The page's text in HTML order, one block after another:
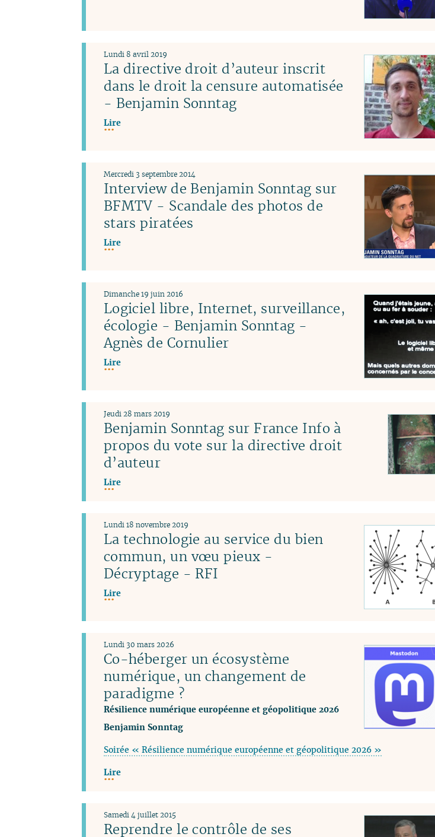
La directive droit d’auteur inscrit
dans le droit la censure automatisée
- Benjamin Sonntag
Lundi 8 avril 2019
Lire
Interview de Benjamin Sonntag sur
BFMTV - Scandale des photos de
stars piratées
Mercredi 3 septembre 2014
Lire
Logiciel libre, Internet, surveillance,
écologie - Benjamin Sonntag -
Agnès de Cornulier
Dimanche 19 juin 2016
Lire
Benjamin Sonntag sur France Info à
propos du vote sur la directive droit
d’auteur
Jeudi 28 mars 2019
Lire
La technologie au service du bien
commun, un vœu pieux -
Décryptage - RFI
Lundi 18 novembre 2019
Lire
Co-héberger un écosystème
numérique, un changement de
paradigme ?
Résilience numérique européenne et géopolitique 2026
Lundi 30 mars 2026
Benjamin Sonntag
Soirée « Résilience numérique européenne et géopolitique 2026 »
Lire
Reprendre le contrôle de ses
Samedi 4 juillet 2015